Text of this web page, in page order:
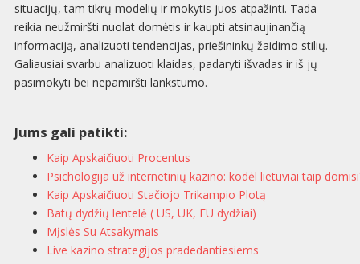
situacijų, tam tikrų modelių ir mokytis juos atpažinti. Tada
reikia neužmiršti nuolat domėtis ir kaupti atsinaujinančią
informaciją, analizuoti tendencijas, priešininkų žaidimo stilių.
Galiausiai svarbu analizuoti klaidas, padaryti išvadas ir iš jų
pasimokyti bei nepamiršti lankstumo.
Jums gali patikti:
Kaip Apskaičiuoti Procentus
Psichologija už internetinių kazino: kodėl lietuviai taip
Kaip Apskaičiuoti Stačiojo Trikampio Plotą
Batų dydžių lentelė ( US, UK, EU dydžiai)
Mįslės Su Atsakymais
Live kazino strategijos pradedantiesiems